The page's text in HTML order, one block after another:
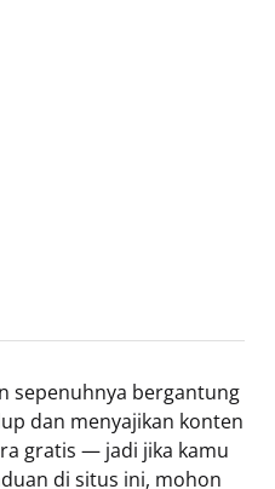
sepenuhnya bergantung
dan menyajikan konten
gratis — jadi jika kamu
di situs ini, mohon